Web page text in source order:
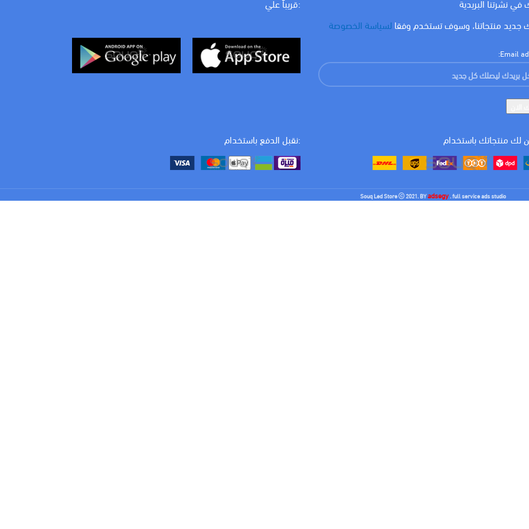
:قريباً علي
في نشرتنا البريدية
جديد منتجاتنا، وسوف تستخدم وفقا لسياسة الخصوصة
Email
:نقبل الدفع باستخدام لك منتجاتك باستخدام
Souq Led Store 2021. BYadsegy. full service ads studio